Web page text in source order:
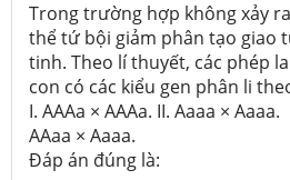
Trong trường hợp không xảy
thể tứ bội giảm phân tạo giao
tinh. Theo lí thuyết, các phép
con có các kiểu gen phân li
I. AAAa × AAAa. II. Aaaa ×
AAaa × Aaaa.
Đáp án đúng là: